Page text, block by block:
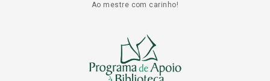
Ao mestre com carinho!